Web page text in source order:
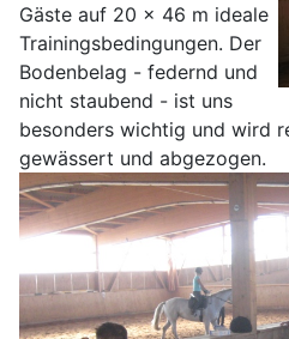
Gäste auf 20 x 46 m ideale
Trainingsbedingungen. Der
Bodenbelag - federnd und
nicht staubend - ist uns
besonders wichtig und wird
gewässert und abgezogen.